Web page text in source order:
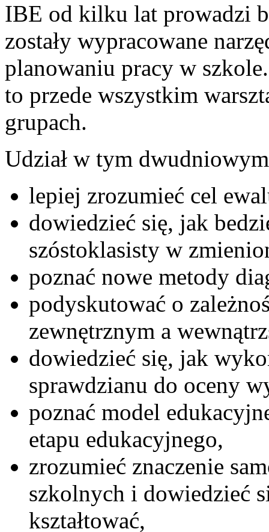
IBE od kilku lat prowadzi
zostały wypracowane
planowaniu pracy w
to przede wszystkim
grupach.
Udział w tym
lepiej zrozumieć cel
dowiedzieć się, jak
szóstoklasisty w
poznać nowe metody
podyskutować o
zewnętrznym a
dowiedzieć się, jak
sprawdzianu do oceny
poznać model
etapu edukacyjnego,
zrozumieć znaczenie
szkolnych i dowiedzieć
kształtować,